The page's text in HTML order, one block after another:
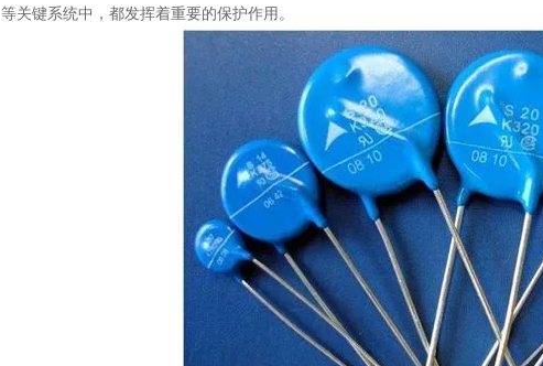
等关键系统中，都发挥着重要的保护作用。